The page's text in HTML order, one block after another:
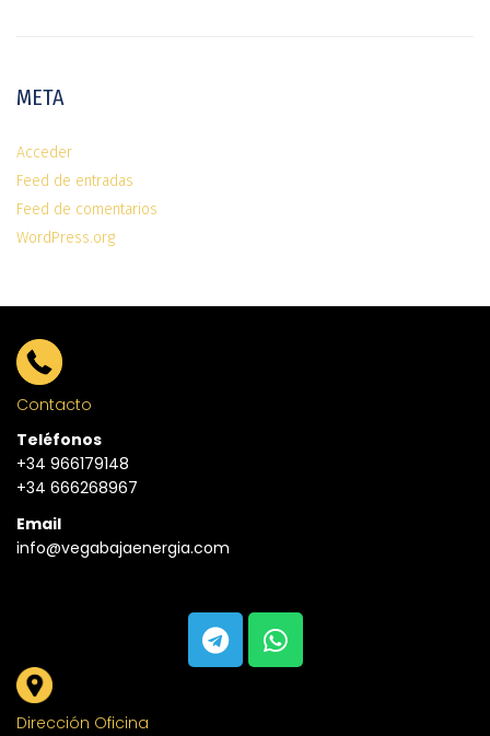
META
Acceder
Feed de entradas
Feed de comentarios
WordPress.org
Contacto
Teléfonos
+34 966179148
+34 666268967
Email
info@vegabajaenergia.com
Dirección Oficina